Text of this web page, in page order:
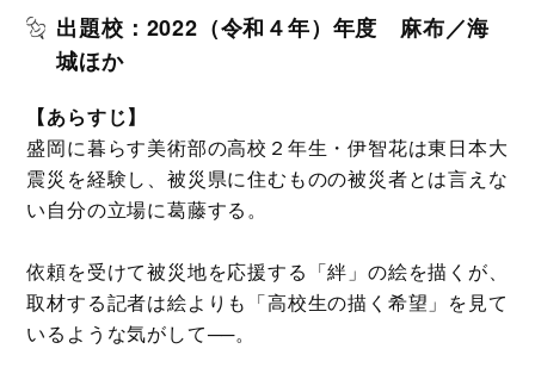
出題校：2022（令和４年）年度 麻布／海
城ほか
【あらすじ】
盛岡に暮らす美術部の高校２年生・伊智花は東日本大
震災を経験し、被災県に住むものの被災者とは言えな
い自分の立場に葛藤する。
依頼を受けて被災地を応援する「絆」の絵を描くが、
取材する記者は絵よりも「高校生の描く希望」を見て
いるような気がして──。